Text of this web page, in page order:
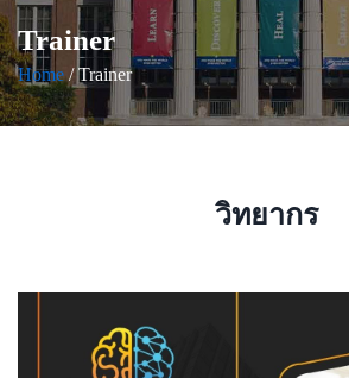
Trainer
Home/ Trainer
วิทยากร